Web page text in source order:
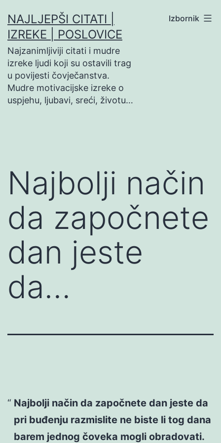
na
sadržaj
NAJLJEPŠI CITATI |
IZREKE | POSLOVICE
Najzanimljiviji citati i mudre
izreke ljudi koji su ostavili trag
u povijesti čovječanstva.
Mudre motivacijske izreke o
uspjehu, ljubavi, sreći, životu…
Izbornik
Najbolji način
da započnete
dan jeste
da…
Najbolji način da započnete dan jeste da
pri buđenju razmislite ne biste li tog dana
barem jednog čoveka mogli obradovati.